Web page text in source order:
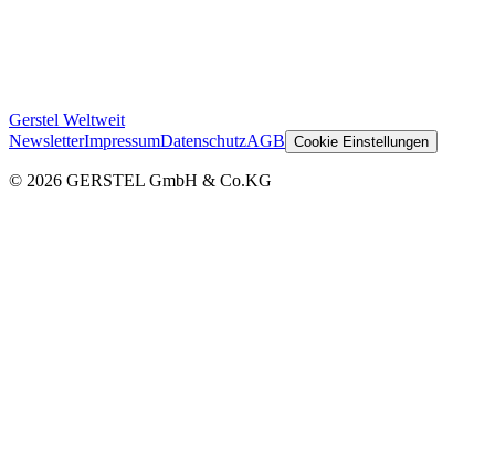
Gerstel Weltweit
NewsletterImpressumDatenschutzAGB Cookie Einstellungen
© 2026 GERSTEL GmbH & Co.KG